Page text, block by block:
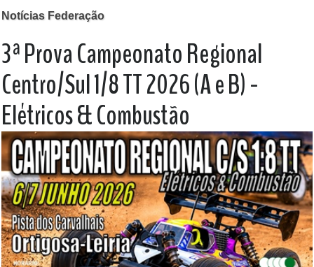
Notícias Federação
3ª Prova Campeonato Regional
Centro/Sul 1/8 TT 2026 (A e B) -
Elétricos & Combustão